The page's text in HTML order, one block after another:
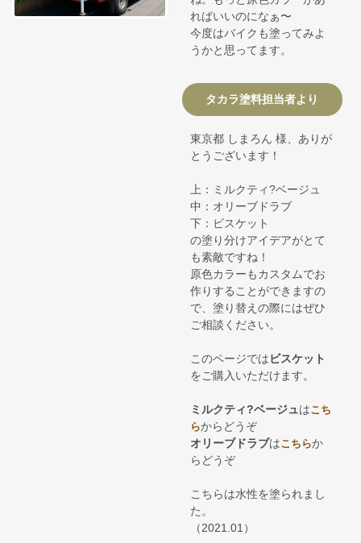
ればいいのになぁ〜
今度はバイクも塗ってみよ
うかと思ってます。
タカラ塗料担当者より
東京都 しまろん 様、ありが
とうございます！
上：ミルクティ?ベージュ
中：オリーブドラブ
下：ビスケット
の塗り分けアイデアがとて
も素敵ですね！
原色カラーもカスタムでお
作りすることができますの
で、塗り替えの際にはぜひ
ご相談ください。
このページではビスケット
をご購入いただけます。
ミルクティ?ベージュはこち
らからどうぞ
オリーブドラブはこちらか
らどうぞ
こちらは水性を塗られまし
た。
（2021.01）